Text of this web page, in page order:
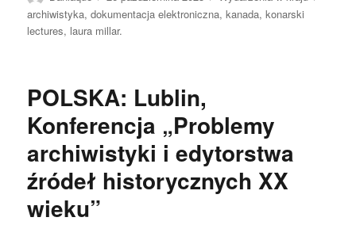
publikacji
archiwistyka,dokumentacja elektroniczna,kanada,konarski
lectures, laura millar.
POLSKA: Lublin,
Konferencja „Problemy
archiwistyki i edytorstwa
źródeł historycznych XX
wieku”